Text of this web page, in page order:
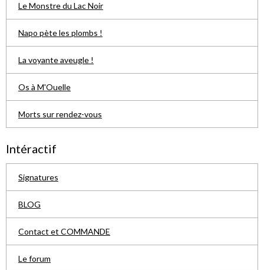
Le Monstre du Lac Noir
Napo pète les plombs !
La voyante aveugle !
Os à M'Ouelle
Morts sur rendez-vous
Intéractif
Signatures
BLOG
Contact et COMMANDE
Le forum